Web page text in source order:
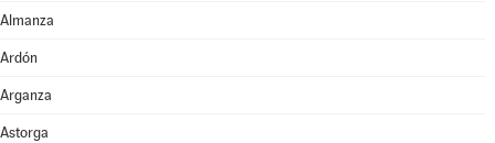
Almanza
Ardón
Arganza
Astorga